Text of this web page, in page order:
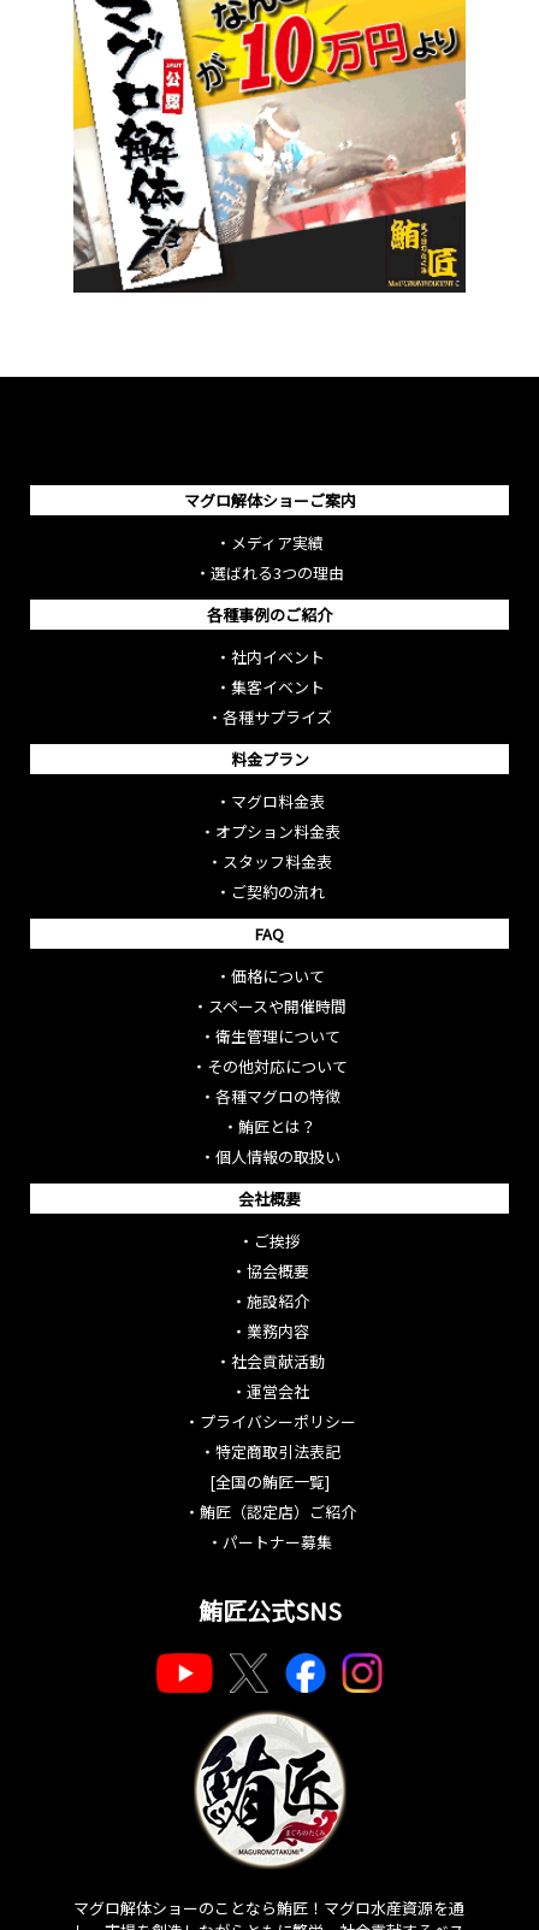
マグロ解体ショーご案内
・ メディア実績
・ 選ばれる3つの理由
各種事例のご紹介
・ 社内イベント
・ 集客イベント
・ 各種サプライズ
料金プラン
・ マグロ料金表
・ オプション料金表
・ スタッフ料金表
・ ご契約の流れ
FAQ
・ 価格について
・ スペースや開催時間
・ 衛生管理について
・ その他対応について
・ 各種マグロの特徴
・ 鮪匠とは？
・ 個人情報の取扱い
会社概要
・ ご挨拶
・ 協会概要
・ 施設紹介
・ 業務内容
・ 社会貢献活動
・ 運営会社
・ プライバシーポリシー
・ 特定商取引法表記
[全国の鮪匠一覧]
・ 鮪匠（認定店）ご紹介
・ パートナー募集
鮪匠公式SNS
マグロ解体ショーのことなら鮪匠！マグロ水産資源を通